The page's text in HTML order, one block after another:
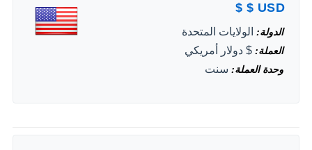
USD
$
$
الدولة الولايات المتحدة
العملة $ دولار أمريكي
وحدة العملة سنت